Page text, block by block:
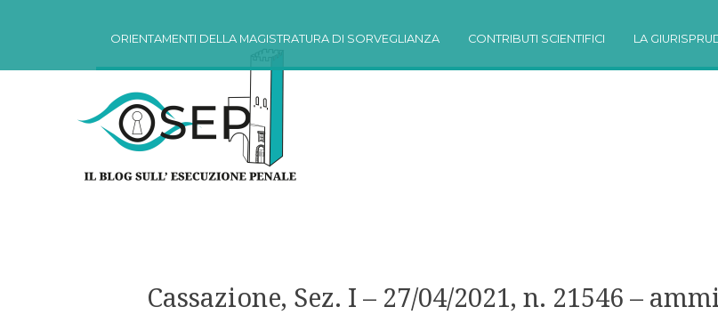
ORIENTAMENTI DELLA MAGISTRATURA DI SORVEGLIANZA CONTRIBUTI SCIENTIFICI LA
Cassazione, Sez. I – 27/04/2021, n. 21546 –